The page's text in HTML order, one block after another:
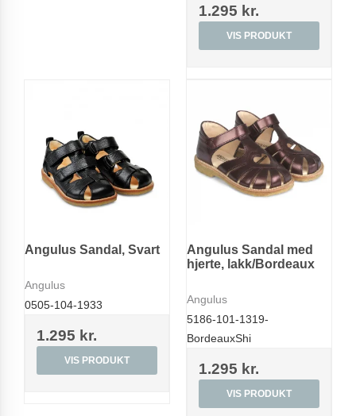
1.295 kr.
VIS PRODUKT
Angulus Sandal, Svart
Angulus
0505-104-1933
1.295 kr.
VIS PRODUKT
Angulus Sandal med
hjerte, lakk/Bordeaux
Angulus
5186-101-1319-
BordeauxShi
1.295 kr.
VIS PRODUKT